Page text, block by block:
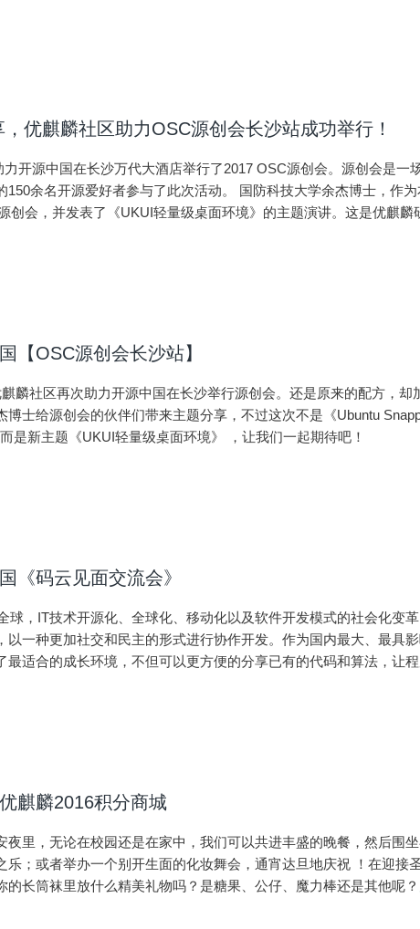
优麒麟社区助力OSC源创会长沙站成功举行！
开源中国在长沙万代大酒店举行了2017 OSC源创会。源创会是一
参与了此次活动。 国防科技大学余杰博士，作为本土知名开
创会，并发表了《UKUI轻量级桌面环境》的主题演讲。这是优麒麟
使用在优麒麟开源操作系统上，如2017年4月刚火热发布的新版优麒
【OSC源创会长沙站】
麟社区再次助力开源中国在长沙举行源创会。还是原来的配方，却
博士给源创会的伙伴们带来主题分享，不过这次不是《Ubuntu
是新主题《UKUI轻量级桌面环境》 ，让我们一起期待吧！
《码云见面交流会》
球，IT技术开源化、全球化、移动化以及软件开发模式的社会化变
以一种更加社交和民主的形式进行协作开发。作为国内最大、最具
最适合的成长环境，不但可以更方便的分享已有的代码和算法，让
麒麟2016积分商城
夜里，无论在校园还是在家中，我们可以共进丰盛的晚餐，然后围
乐；或者举办一个别开生面的化妆舞会，通宵达旦地庆祝 ！在迎接
的长筒袜里放什么精美礼物吗？是糖果、公仔、魔力棒还是其他呢？